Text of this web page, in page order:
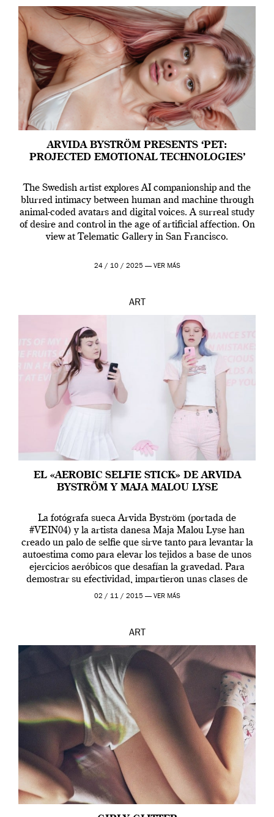
ARVIDA BYSTRÖM PRESENTS ‘PET:
PROJECTED EMOTIONAL TECHNOLOGIES’
The Swedish artist explores AI companionship and the
blurred intimacy between human and machine through
animal-coded avatars and digital voices. A surreal study
of desire and control in the age of artificial affection. On
view at Telematic Gallery in San Francisco.
24 / 10 / 2025 — VER MÁS
ART
EL «AEROBIC SELFIE STICK» DE ARVIDA
BYSTRÖM Y MAJA MALOU LYSE
La fotógrafa sueca Arvida Byström (portada de
#VEIN04) y la artista danesa Maja Malou Lyse han
creado un palo de selfie que sirve tanto para levantar la
autoestima como para elevar los tejidos a base de unos
ejercicios aeróbicos que desafían la gravedad. Para
demostrar su efectividad, impartieron unas clases de
prueba en el Tate […]
02 / 11 / 2015 — VER MÁS
ART